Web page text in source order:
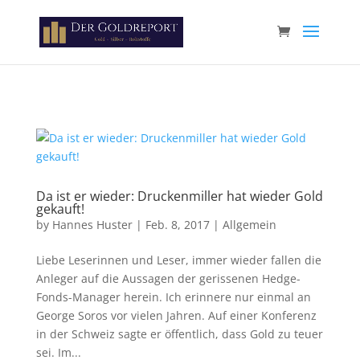
Da ist er wieder: Druckenmiller hat wieder Gold
gekauft!
by Hannes Huster| Feb. 8, 2017| Allgemein
Liebe Leserinnen und Leser, immer wieder fallen die
Anleger auf die Aussagen der gerissenen Hedge-
Fonds-Manager herein. Ich erinnere nur einmal an
George Soros vor vielen Jahren. Auf einer Konferenz
in der Schweiz sagte er öffentlich, dass Gold zu teuer
sei. Im...